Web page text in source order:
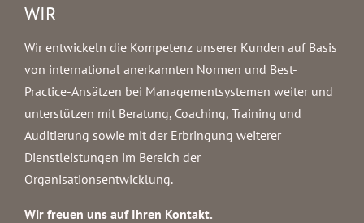
WIR
Wir entwickeln die Kompetenz unserer Kunden auf Basis
von international anerkannten Normen und Best-
Practice-Ansätzen bei Managementsystemen weiter und
unterstützen mit Beratung, Coaching, Training und
Auditierung sowie mit der Erbringung weiterer
Dienstleistungen im Bereich der
Organisationsentwicklung.
Wir freuen uns auf Ihren Kontakt.